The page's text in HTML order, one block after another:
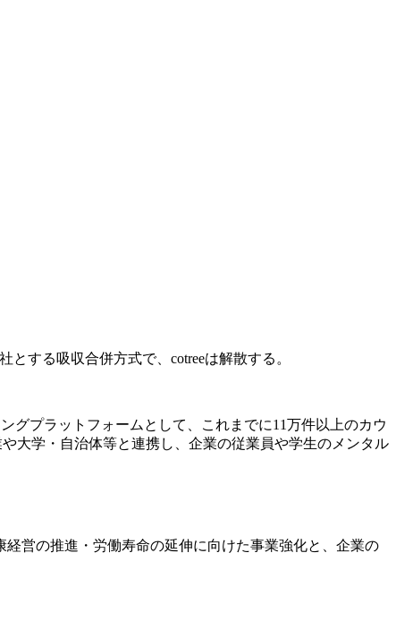
する吸収合併方式で、cotreeは解散する。
グプラットフォームとして、これまでに11万件以上のカウ
大学・自治体等と連携し、企業の従業員や学生のメンタル
営の推進・労働寿命の延伸に向けた事業強化と、企業の